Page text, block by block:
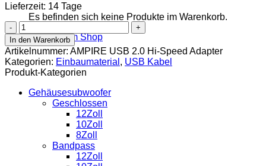
Es befinden sich keine Produkte im Warenkorb.
Zurück zum Shop
Lieferzeit: 14 Tage
AMPIRE
USB
2.0
Hi-
Speed
Adapter
Menge
In den Warenkorb
Artikelnummer: AMPIRE USB 2.0 Hi-Speed Adapter
Kategorien: Einbaumaterial , USB Kabel
Produkt-Kategorien
Gehäusesubwoofer
Geschlossen
12Zoll
10Zoll
8Zoll
Bandpass
12Zoll